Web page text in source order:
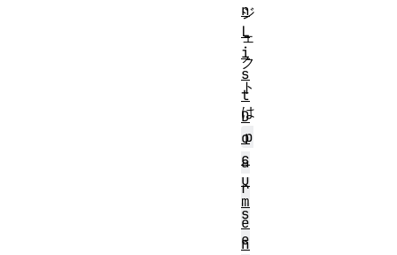
ジ
ェ
ク
ト
は
p
a
r
s
e
n
L
i
s
t
D
o
c
u
m
e
n